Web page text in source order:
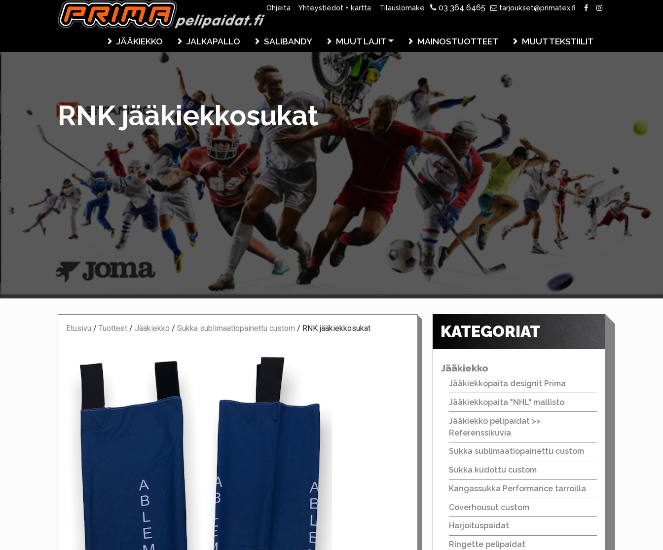
Ohjeita Yhteystiedot + kartta Tilauslomake 03 364 6465 tarjoukset@primatex.fi
JÄÄKIEKKO JALKAPALLO SALIBANDY MUUT LAJIT MAINOSTUOTTEET MUUT TEKSTIILIT
RNK jääkiekkosukat
Etusivu / Tuotteet / Jääkiekko / Sukka sublimaatiopainettu custom / RNK jääkiekkosukat KATEGORIAT
Jääkiekko
Jääkiekkopaita designit Prima
Jääkiekkopaita "NHL" mallisto
Jääkiekko pelipaidat >>
Referenssikuvia
Sukka sublimaatiopainettu custom
Sukka kudottu custom
Kangassukka Performance tarroilla
Coverhousut custom
Harjoituspaidat
Ringette pelipaidat